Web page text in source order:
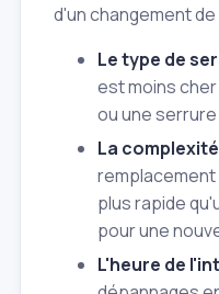
d'un changement
Le type de
est moins
ou une
La
plus rapide
pour une
L'heure de